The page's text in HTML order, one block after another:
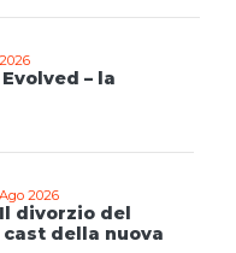
– la
2026
divorzio del
della nuova